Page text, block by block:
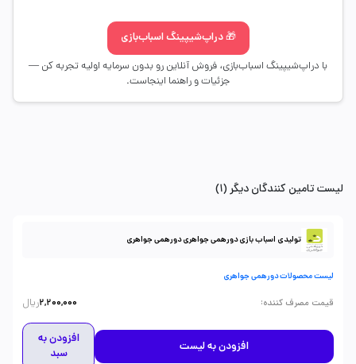
🎁 دراپ‌شیپینگ اسباب‌بازی
با دراپ‌شیپینگ اسباب‌بازی، فروش آنلاین رو بدون سرمایه اولیه تجربه کن —
جزئیات و راهنما اینجاست.
لیست تامین کنندگان دیگر (1)
تولیدی اسباب بازی دورهمی جواهری دورهمی جواهری
لیست محصولات دورهمی جواهری
قیمت مصرف کننده:
2,200,000ریال
افزودن به لیست
افزودن به
سبد